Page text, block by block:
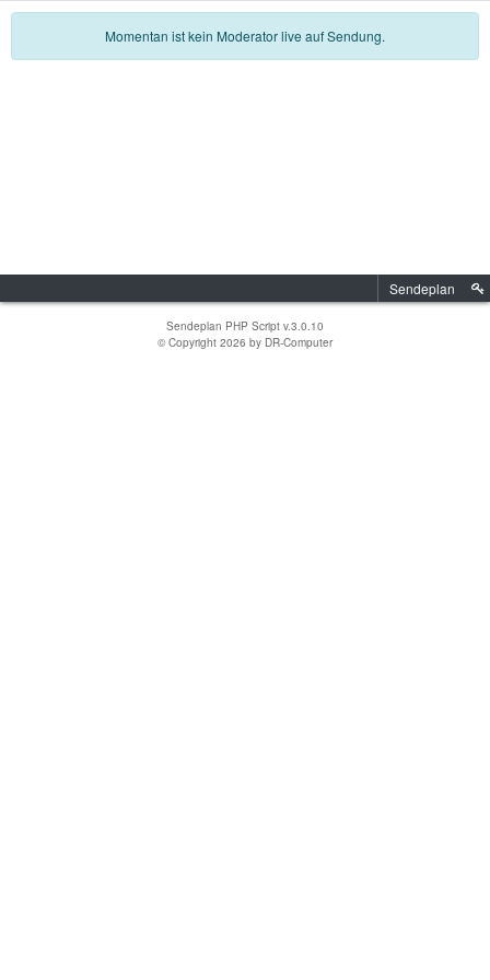
Momentan ist kein Moderator live auf Sendung.
Sendeplan
Sendeplan PHP Script v.3.0.10
© Copyright 2026 by DR-Computer